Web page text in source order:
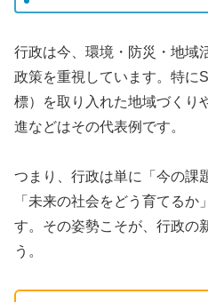
行政は今、環境・防災・地域
政策を重視しています。特に
標）を取り入れた地域づくり
進などはその代表例です。
つまり、行政は単に「今の課
「未来の社会をどう育てるか
す。その姿勢こそが、行政の
う。